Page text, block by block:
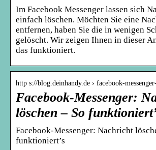
Im Facebook Messenger lassen sich
einfach löschen. Möchten Sie eine
entfernen, haben Sie die in wenigen
gelöscht. Wir zeigen Ihnen in dieser
das funktioniert.
http s://blog.deinhandy.de › facebook-
Facebook-Messenger:
löschen – So
Facebook-Messenger: Nachricht
funktioniert’s